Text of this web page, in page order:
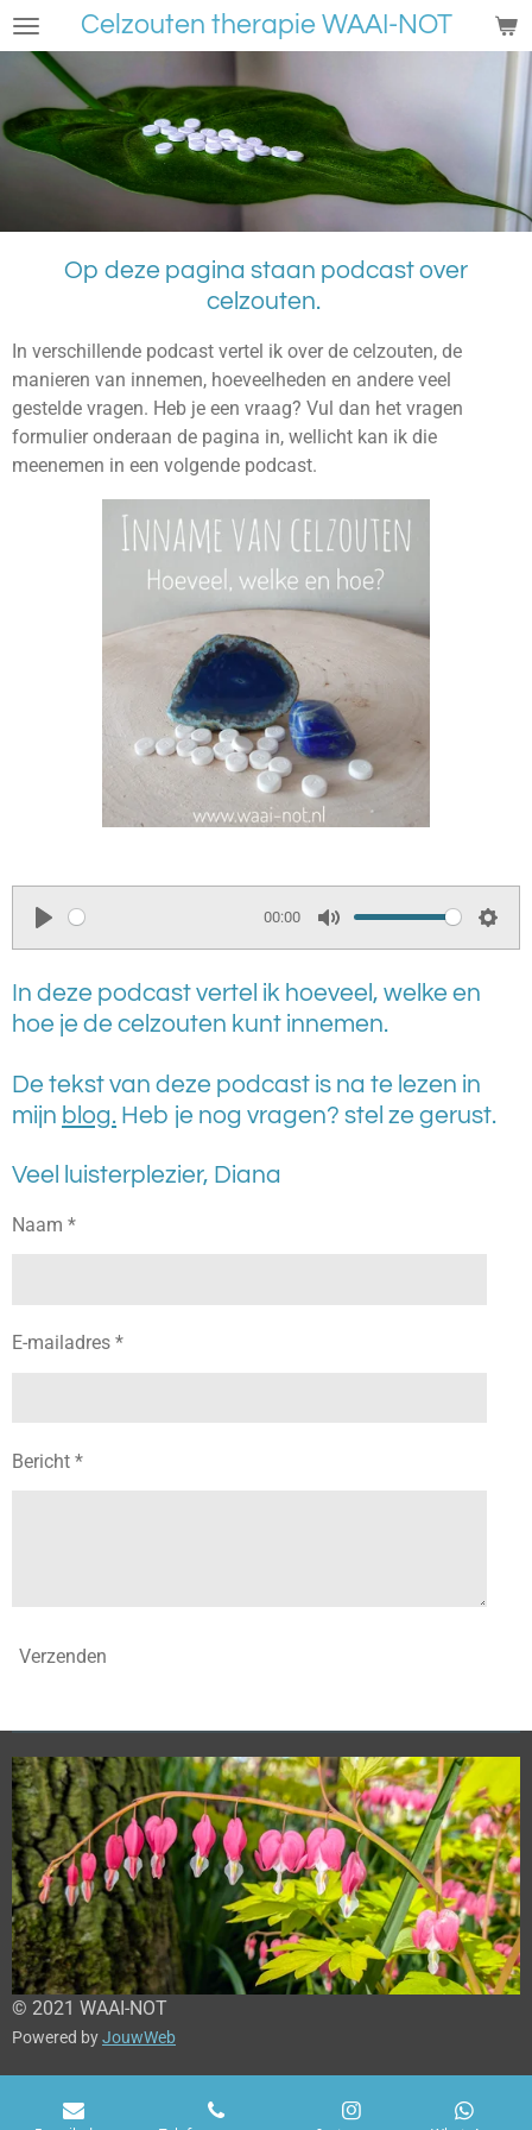
Ga
direct
de
hoofdinhoud
Celzouten therapie WAAI-NOT
Op deze pagina staan podcast over
celzouten.
In verschillende podcast vertel ik over de celzouten, de
manieren van innemen, hoeveelheden en andere veel
gestelde vragen. Heb je een vraag? Vul dan het vragen
formulier onderaan de pagina in, wellicht kan ik die
meenemen in een volgende podcast.
P
a
00:00
M
t
S
n
In deze podcast vertel ik hoeveel, welke en
hoe je de celzouten kunt innemen.
De tekst van deze podcast is na te lezen in
mijn blog. Heb je nog vragen? stel ze gerust.
Veel luisterplezier, Diana
Naam *
E-mailadres *
Bericht *
Verzenden
© 2021 WAAI-NOT
Powered byJouwWeb